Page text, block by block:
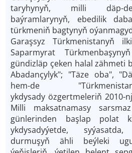
taryhynyň, milli däp-
baýramlarynyň, ebedilik
türkmeniň bagtynyň
Garaşsyz Türkmenistanyň
Saparmyrat
gündizläp çeken halal zähmeti
Abadançylyk"; "Täze oba",
hem-de
ykdysady özgertmeleriň 2010-
Milli maksatnamasy
günlerinden başlap polat
ykdysadyýetde,
durmuşyň ähli beýleki